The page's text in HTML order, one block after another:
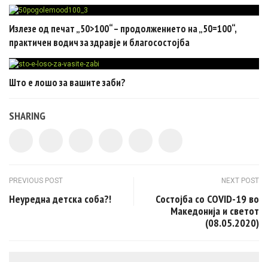
Излезе од печат „50>100“ – продолжението на „50=100“,
практичен водич за здравје и благосостојба
Што е лошо за вашите заби?
SHARING
Post navigation
PREVIOUS POST
Неуредна детска соба?!
NEXT POST
Состојба со COVID-19 во
Македонија и светот
(08.05.2020)